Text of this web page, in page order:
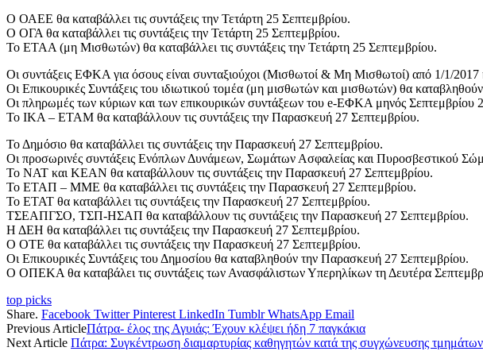
Ο ΟΑΕΕ θα καταβάλλει τις συντάξεις την Τετάρτη 25 Σεπτεμβρίου.
Ο ΟΓΑ θα καταβάλλει τις συντάξεις την Τετάρτη 25 Σεπτεμβρίου.
Το ΕΤΑΑ (μη Μισθωτών) θα καταβάλλει τις συντάξεις την Τετάρτη 25 Σεπτεμβρίου.
Οι συντάξεις ΕΦΚΑ για όσους είναι συνταξιούχοι (Μισθωτοί & Μη Μισθωτοί) από 1/1/2017
Οι Επικουρικές Συντάξεις του ιδιωτικού τομέα (μη μισθωτών και μισθωτών) θα
Οι πληρωμές των κύριων και των επικουρικών συντάξεων του e-ΕΦΚΑ μηνός Σεπτεμβρίου
Το ΙΚΑ – ΕΤΑΜ θα καταβάλλουν τις συντάξεις την Παρασκευή 27 Σεπτεμβρίου.
Το Δημόσιο θα καταβάλλει τις συντάξεις την Παρασκευή 27 Σεπτεμβρίου.
Οι προσωρινές συντάξεις Ενόπλων Δυνάμεων, Σωμάτων Ασφαλείας και Πυροσβεστικού
Το ΝΑΤ και ΚΕΑΝ θα καταβάλλουν τις συντάξεις την Παρασκευή 27 Σεπτεμβρίου.
Το ΕΤΑΠ – ΜΜΕ θα καταβάλλει τις συντάξεις την Παρασκευή 27 Σεπτεμβρίου.
Το ΕΤΑΤ θα καταβάλλει τις συντάξεις την Παρασκευή 27 Σεπτεμβρίου.
ΤΣΕΑΠΓΣΟ, ΤΣΠ-ΗΣΑΠ θα καταβάλλουν τις συντάξεις την Παρασκευή 27 Σεπτεμβρίου.
Η ΔΕΗ θα καταβάλλει τις συντάξεις την Παρασκευή 27 Σεπτεμβρίου.
Ο ΟΤΕ θα καταβάλλει τις συντάξεις την Παρασκευή 27 Σεπτεμβρίου.
Οι Επικουρικές Συντάξεις του Δημοσίου θα καταβληθούν την Παρασκευή 27 Σεπτεμβρίου.
Ο ΟΠΕΚΑ θα καταβάλει τις συντάξεις των Ανασφάλιστων Υπερηλίκων τη Δευτέρα
top picks
Share. Facebook Twitter Pinterest LinkedIn Tumblr WhatsApp Email
Previous ArticleΠάτρα- έλος της Αγυιάς: Έχουν κλέψει ήδη 7 παγκάκια
Next Article Πάτρα: Συγκέντρωση διαμαρτυρίας καθηγητών κατά της συγχώνευσης τμημάτων